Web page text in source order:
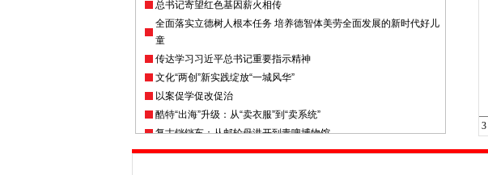
总书记寄望红色基因薪火相传
全面落实立德树人根本任务 培养德智体美劳全面发展的新时代好儿
童
传达学习习近平总书记重要指示精神
文化“两创”新实践绽放“一城风华”
以案促学促改促治
酷特“出海”升级：从“卖衣服”到“卖系统”
复古铛铛车：从邮轮母港开到青啤博物馆
3